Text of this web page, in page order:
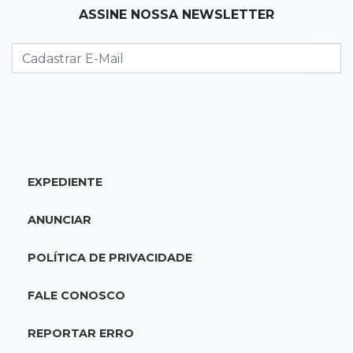
Ponta Porã inicia regularização de boxes
comerciais na linha internacional
Clássico carioca é destaque na rodada do
no sabor
ASSINE NOSSA NEWSLETTER
EXPEDIENTE
ANUNCIAR
POLÍTICA DE PRIVACIDADE
FALE CONOSCO
REPORTAR ERRO